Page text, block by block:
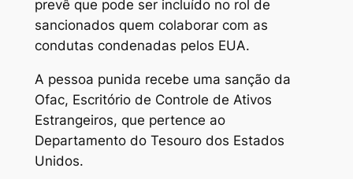
prevê que pode ser incluído no rol de
sancionados quem colaborar com as
condutas condenadas pelos EUA.
A pessoa punida recebe uma sanção da
Ofac, Escritório de Controle de Ativos
Estrangeiros, que pertence ao
Departamento do Tesouro dos Estados
Unidos.